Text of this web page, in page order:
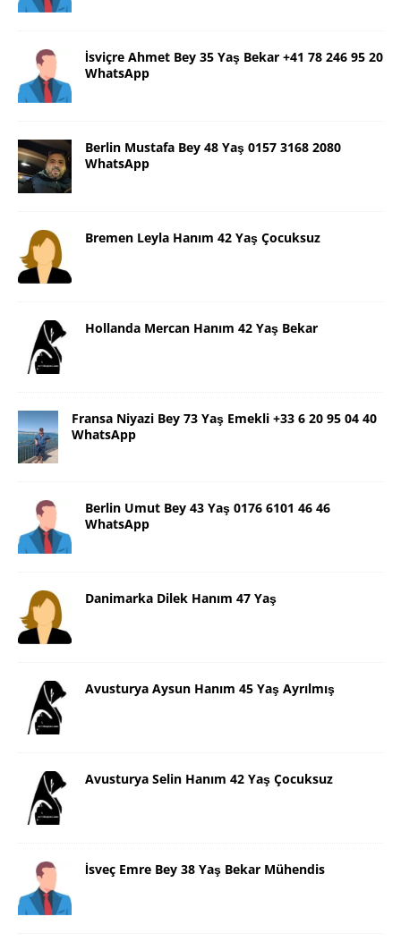
İsviçre Ahmet Bey 35 Yaş Bekar +41 78 246 95 20
WhatsApp
Berlin Mustafa Bey 48 Yaş 0157 3168 2080
WhatsApp
Bremen Leyla Hanım 42 Yaş Çocuksuz
Hollanda Mercan Hanım 42 Yaş Bekar
Fransa Niyazi Bey 73 Yaş Emekli +33 6 20 95 04 40
WhatsApp
Berlin Umut Bey 43 Yaş 0176 6101 46 46
WhatsApp
Danimarka Dilek Hanım 47 Yaş
Avusturya Aysun Hanım 45 Yaş Ayrılmış
Avusturya Selin Hanım 42 Yaş Çocuksuz
İsveç Emre Bey 38 Yaş Bekar Mühendis